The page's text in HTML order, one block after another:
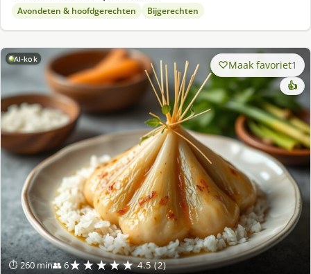
Avondeten & hoofdgerechten Bijgerechten
AI-kok
⏱ 260 min👥 6★★★★★ 4.5 (2)
Maak favoriet1
👍